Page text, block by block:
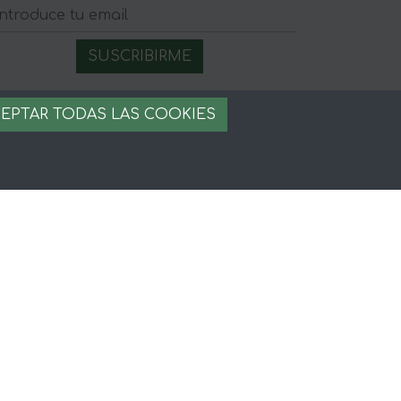
legal
TODAS LAS COOKIES